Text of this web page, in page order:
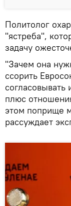
Политолог
"ястреба",
задачу
"Зачем она
ссорить
плюс
этом поприще
рассуждает